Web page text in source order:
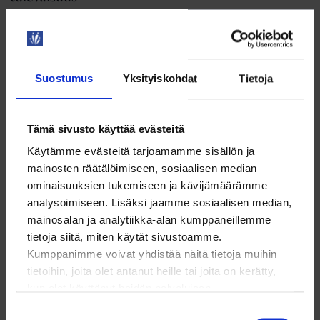
Suostumus Yksityiskohdat Tietoja
Tämä sivusto käyttää evästeitä
Käytämme evästeitä tarjoamamme sisällön ja
mainosten räätälöimiseen, sosiaalisen median
ominaisuuksien tukemiseen ja kävijämäärämme
analysoimiseen. Lisäksi jaamme sosiaalisen median,
mainosalan ja analytiikka-alan kumppaneillemme
tietoja siitä, miten käytät sivustoamme.
Kumppanimme voivat yhdistää näitä tietoja muihin
tietoihin, joita olet antanut heille tai joita on kerätty,
6.11.2020 NYT
maailmalle esimerkkinä toimivasta Suomesta, joka luo uusia
hiilineutraaliuden innovaatioita ja jakaa siirtymän taakan
oikeudenmukaisesti.